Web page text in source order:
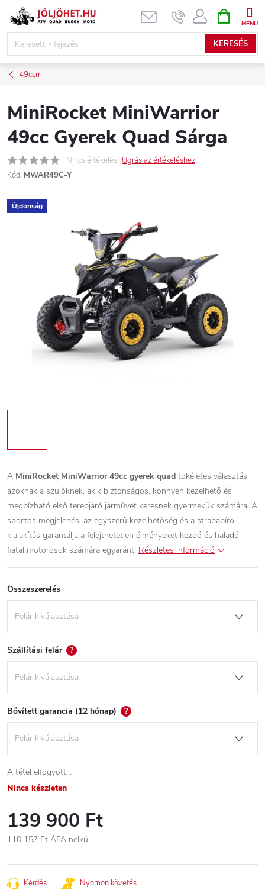
Ugrás
KERESÉS
KOSÁR
49ccm
MiniRocket MiniWarrior
49cc Gyerek Quad Sárga
Nincs értékelés Ugrás az értékeléshez
Kód: MWAR49C-Y
Újdonság
A MiniRocket MiniWarrior 49cc gyerek quad tökéletes választás
azoknak a szülőknek, akik biztonságos, könnyen kezelhető és
megbízható első terepjáró járművet keresnek gyermekük számára. A
sportos megjelenés, az egyszerű kezelhetőség és a strapabíró
kialakítás garantálja a felejthetetlen élményeket kezdő és haladó
fiatal motorosok számára egyaránt. Részletes információ
Összeszerelés
Szállítási felár ?
Bővített garancia (12 hónap) ?
A tétel elfogyott…
Nincs készleten
139 900 Ft
110 157 Ft ÁFA nélkül
Kérdés Nyomon követés